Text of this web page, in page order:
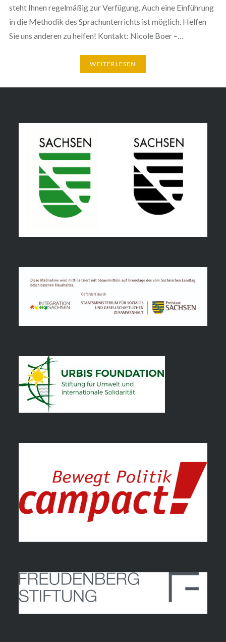
steht Ihnen regelmäßig zur Verfügung. Auch eine Einführung
in die Methodik des Sprachunterrichts ist möglich. Helfen
Sie uns anderen zu helfen! Kontakt: Nicole Boer –…
WEITERLESEN